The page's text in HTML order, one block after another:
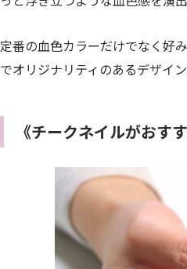
定番の血色カラーだけでなく好
でオリジナリティのあるデザイ
《チークネイルがおす